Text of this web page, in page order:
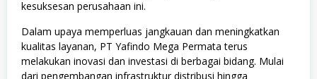
kesuksesan perusahaan ini.
Dalam upaya memperluas jangkauan dan meningkatkan
kualitas layanan, PT Yafindo Mega Permata terus
melakukan inovasi dan investasi di berbagai bidang. Mulai
dari pengembangan infrastruktur distribusi hingga